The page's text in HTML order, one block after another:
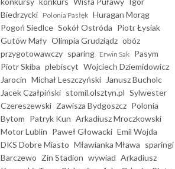
Biedrzycki Polonia Pasłęk Huragan Morąg
Pogoń Siedlce Sokół Ostróda Piotr Łysiak
Gutów Mały Olimpia Grudziądz obóz
przygotowawczy sparing Erwin Sak Pasym
Piotr Skiba plebiscyt Wojciech Dziemidowicz
Jarocin Michał Leszczyński
Janusz Bucholc
Jacek Czałpiński stomil.olsztyn.pl Sylwester
Czereszewski Zawisza Bydgoszcz Polonia
Bytom Patryk Kun Arkadiusz Mroczkowski
Motor Lublin Paweł Głowacki Emil Wojda
DKS Dobre Miasto Mławianka Mława sparingi
Barczewo Zin Stadion wywiad Arkadiusz